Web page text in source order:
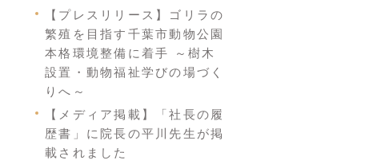
【プレスリリース】ゴリラの
繁殖を目指す千葉市動物公園
本格環境整備に着手 ～樹木
設置・動物福祉学びの場づく
りへ～
【メディア掲載】「社長の履
歴書」に院長の平川先生が掲
載されました